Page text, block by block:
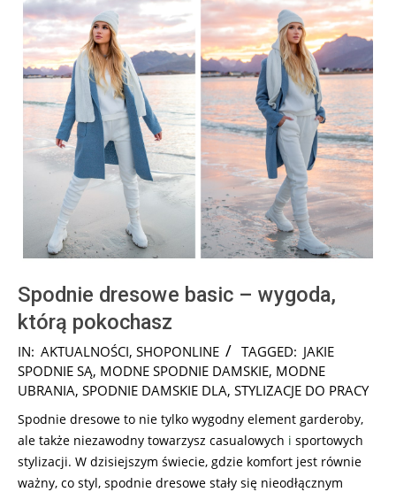
Spodnie dresowe basic – wygoda,
którą pokochasz
2025-
03-
20
IN: AKTUALNOŚCI, SHOPONLINE TAGGED: JAKIE
SPODNIE SĄ, MODNE SPODNIE DAMSKIE, MODNE
UBRANIA, SPODNIE DAMSKIE DLA, STYLIZACJE DO PRACY
Spodnie dresowe to nie tylko wygodny element garderoby,
ale także niezawodny towarzysz casualowych i sportowych
stylizacji. W dzisiejszym świecie, gdzie komfort jest równie
ważny, co styl, spodnie dresowe stały się nieodłącznym